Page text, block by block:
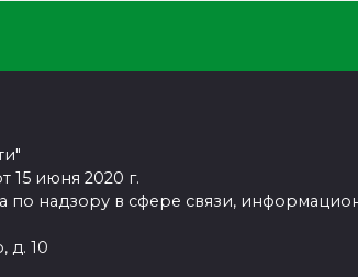
июня 2020 г.
надзору в сфере связи,
д. 10